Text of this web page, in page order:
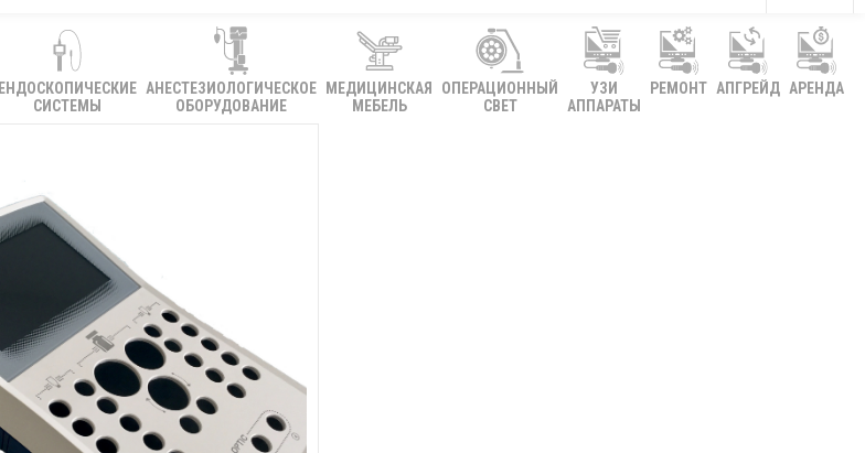
ЕНДОСКОПИЧЕСКИЕ
СИСТЕМЫ
АНЕСТЕЗИОЛОГИЧЕСКОЕ
ОБОРУДОВАНИЕ
МЕДИЦИНСКАЯ
МЕБЕЛЬ
ОПЕРАЦИОННЫЙ
СВЕТ
УЗИ
АППАРАТЫ
РЕМОНТ АПГРЕЙД АРЕНДА